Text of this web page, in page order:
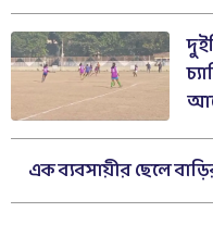
এক ব্যবসায়ীর ছেলে